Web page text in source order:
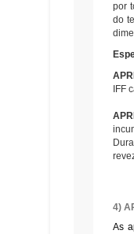
por
do
IFF
4)
As